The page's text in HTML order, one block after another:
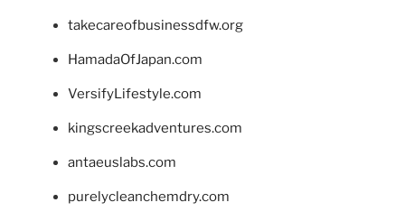
takecareofbusinessdfw.org
HamadaOfJapan.com
VersifyLifestyle.com
kingscreekadventures.com
antaeuslabs.com
purelycleanchemdry.com